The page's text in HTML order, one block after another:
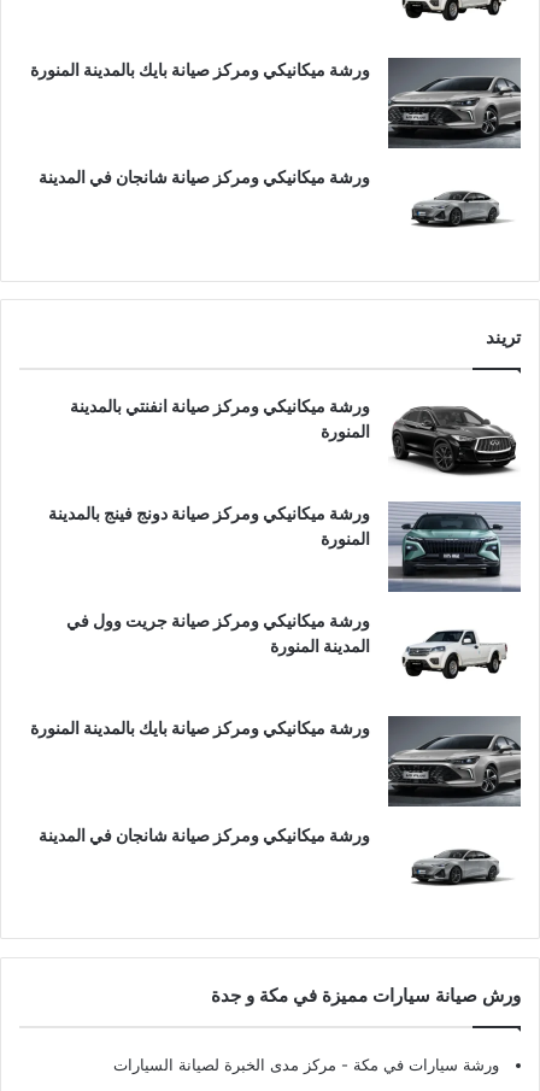
ورشة ميكانيكي ومركز صيانة بايك بالمدينة المنورة
ورشة ميكانيكي ومركز صيانة شانجان في المدينة
تريند
ورشة ميكانيكي ومركز صيانة انفنتي بالمدينة
المنورة
ورشة ميكانيكي ومركز صيانة دونج فينج بالمدينة
المنورة
ورشة ميكانيكي ومركز صيانة جريت وول في
المدينة المنورة
ورشة ميكانيكي ومركز صيانة بايك بالمدينة المنورة
ورشة ميكانيكي ومركز صيانة شانجان في المدينة
ورش صيانة سيارات مميزة في مكة و جدة
ورشة سيارات في مكة - مركز مدى الخبرة لصيانة السيارات